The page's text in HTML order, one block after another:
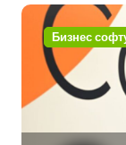
Бизнес